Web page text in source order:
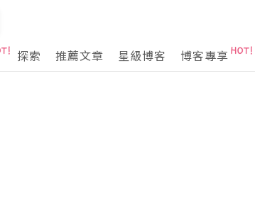
探索
推薦文章 星級博客 博客專享